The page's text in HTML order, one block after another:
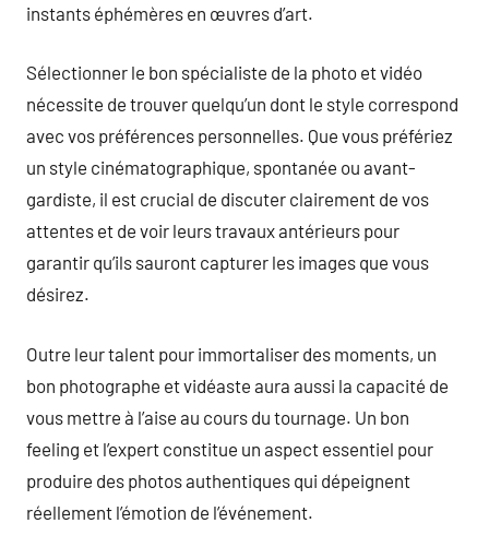
instants éphémères en œuvres d’art.
Sélectionner le bon spécialiste de la photo et vidéo
nécessite de trouver quelqu’un dont le style correspond
avec vos préférences personnelles. Que vous préfériez
un style cinématographique, spontanée ou avant-
gardiste, il est crucial de discuter clairement de vos
attentes et de voir leurs travaux antérieurs pour
garantir qu’ils sauront capturer les images que vous
désirez.
Outre leur talent pour immortaliser des moments, un
bon photographe et vidéaste aura aussi la capacité de
vous mettre à l’aise au cours du tournage. Un bon
feeling et l’expert constitue un aspect essentiel pour
produire des photos authentiques qui dépeignent
réellement l’émotion de l’événement.